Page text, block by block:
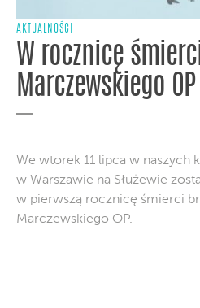
AKTUALNOŚCI
W rocznicę
Marczewskiego OP
We wtorek 11 lipca w naszych
w Warszawie na Służewie
w pierwszą rocznicę śmierci
Marczewskiego OP.